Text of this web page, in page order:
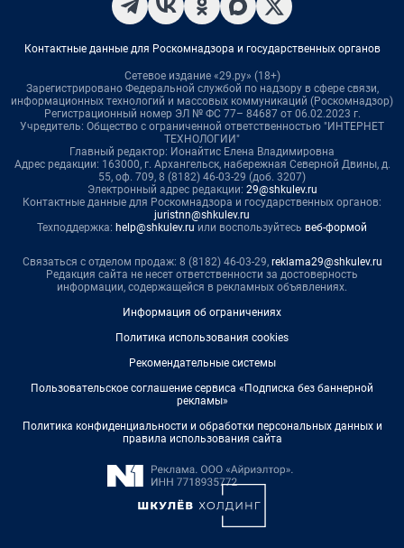
Контактные данные для Роскомнадзора и государственных органов
Сетевое издание «29.ру» (18+)
Зарегистрировано Федеральной службой по надзору в сфере связи,
информационных технологий и массовых коммуникаций (Роскомнадзор)
Регистрационный номер ЭЛ № ФС 77– 84687 от 06.02.2023 г.
Учредитель: Общество с ограниченной ответственностью "ИНТЕРНЕТ
ТЕХНОЛОГИИ"
Главный редактор: Ионайтис Елена Владимировна
Адрес редакции: 163000, г. Архангельск, набережная Северной Двины, д.
55, оф. 709, 8 (8182) 46-03-29 (доб. 3207)
Электронный адрес редакции: 29@shkulev.ru
Контактные данные для Роскомнадзора и государственных органов:
juristnn@shkulev.ru
Техподдержка: help@shkulev.ru или воспользуйтесь веб-формой
Связаться с отделом продаж: 8 (8182) 46-03-29, reklama29@shkulev.ru
Редакция сайта не несет ответственности за достоверность
информации, содержащейся в рекламных объявлениях.
Информация об ограничениях
Политика использования cookies
Рекомендательные системы
Пользовательское соглашение сервиса «Подписка без баннерной
рекламы»
Политика конфиденциальности и обработки персональных данных и
правила использования сайта